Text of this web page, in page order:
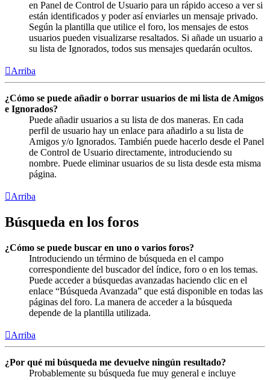
en Panel de Control de Usuario para un rápido acceso a ver si
están identificados y poder así enviarles un mensaje privado.
Según la plantilla que utilice el foro, los mensajes de estos
usuarios pueden visualizarse resaltados. Si añade un usuario a
su lista de Ignorados, todos sus mensajes quedarán ocultos.
Arriba
¿Cómo se puede añadir o borrar usuarios de mi lista de Amigos
e Ignorados?
Puede añadir usuarios a su lista de dos maneras. En cada
perfil de usuario hay un enlace para añadirlo a su lista de
Amigos y/o Ignorados. También puede hacerlo desde el Panel
de Control de Usuario directamente, introduciendo su
nombre. Puede eliminar usuarios de su lista desde esta misma
página.
Arriba
Búsqueda en los foros
¿Cómo se puede buscar en uno o varios foros?
Introduciendo un término de búsqueda en el campo
correspondiente del buscador del índice, foro o en los temas.
Puede acceder a búsquedas avanzadas haciendo clic en el
enlace “Búsqueda Avanzada” que está disponible en todas las
páginas del foro. La manera de acceder a la búsqueda
depende de la plantilla utilizada.
Arriba
¿Por qué mi búsqueda me devuelve ningún resultado?
Probablemente su búsqueda fue muy general e incluye